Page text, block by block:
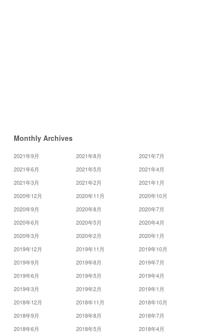
Monthly Archives
2021年9月 2021年8月
2021年7月
2021年6月
2021年5月
2021年4月
2021年3月
2021年2月
2021年1月
2020年12月
2020年11月
2020年10月
2020年9月
2020年8月
2020年7月
2020年6月
2020年5月
2020年4月
2020年3月
2020年2月
2020年1月
2019年12月
2019年11月
2019年10月
2019年9月
2019年8月
2019年7月
2019年6月
2019年5月
2019年4月
2019年3月
2019年2月
2019年1月
2018年12月
2018年11月
2018年10月
2018年9月
2018年8月
2018年7月
2018年6月
2018年5月
2018年4月